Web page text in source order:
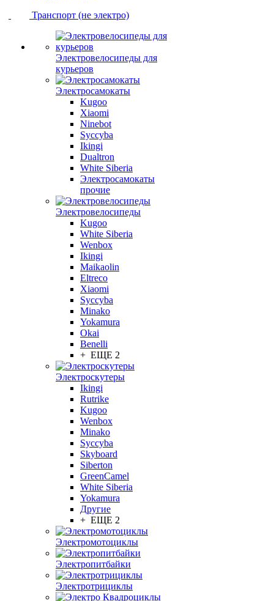
Транспорт (не электро)
Электровелосипеды для
курьеров
Электросамокаты
Kugoo
Xiaomi
Ninebot
Syccyba
Ikingi
Dualtron
White Siberia
Электросамокаты
прочие
Электровелосипеды
Kugoo
White Siberia
Wenbox
Ikingi
Maikaolin
Eltreco
Xiaomi
Syccyba
Minako
Yokamura
Okai
Benelli
+ ЕЩЕ 2
Электроскутеры
Ikingi
Rutrike
Kugoo
Wenbox
Minako
Syccyba
Skyboard
Siberton
GreenCamel
White Siberia
Yokamura
Другие
+ ЕЩЕ 2
Электромотоциклы
Электропитбайки
Электротрициклы